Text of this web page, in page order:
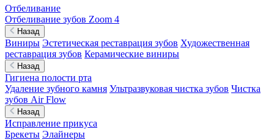
Отбеливание
Отбеливание зубов Zoom 4
Назад
Виниры Эстетическая реставрация зубов Художественная
реставрация зубов Керамические виниры
Назад
Гигиена полости рта
Удаление зубного камня Ультразвуковая чистка зубов Чистка
зубов Air Flow
Назад
Исправление прикуса
Брекеты Элайнеры